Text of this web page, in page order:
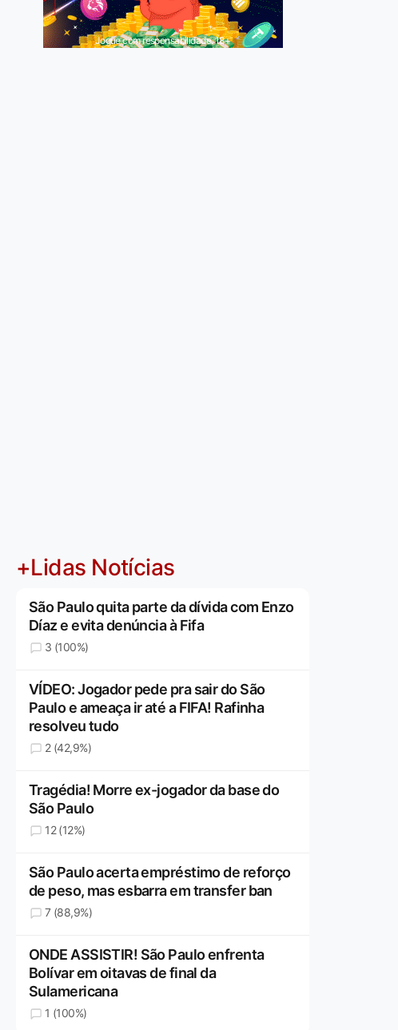
Jogue com responsabilidade. 18+
+Lidas Notícias
São Paulo quita parte da dívida com Enzo
Díaz e evita denúncia à Fifa
3 (100%)
VÍDEO: Jogador pede pra sair do São
Paulo e ameaça ir até a FIFA! Rafinha
resolveu tudo
2 (42,9%)
Tragédia! Morre ex-jogador da base do
São Paulo
12 (12%)
São Paulo acerta empréstimo de reforço
de peso, mas esbarra em transfer ban
7 (88,9%)
ONDE ASSISTIR! São Paulo enfrenta
Bolívar em oitavas de final da
Sulamericana
1 (100%)